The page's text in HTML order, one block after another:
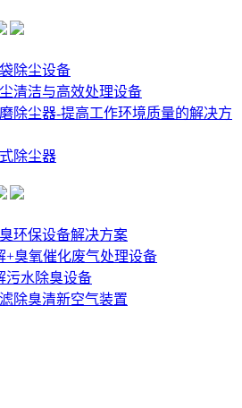
除尘设备
清洁与高效处理设备
除尘器-提高工作环境质量的解决方
除尘器
环保设备解决方案
+臭氧催化废气处理设备
污水除臭设备
除臭清新空气装置